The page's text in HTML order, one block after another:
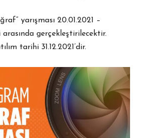
yarışması 20.01.2021 –
arasında gerçekleştirilecektir.
tarihi 31.12.2021’dir.